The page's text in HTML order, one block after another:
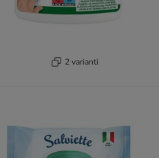
2 varianti